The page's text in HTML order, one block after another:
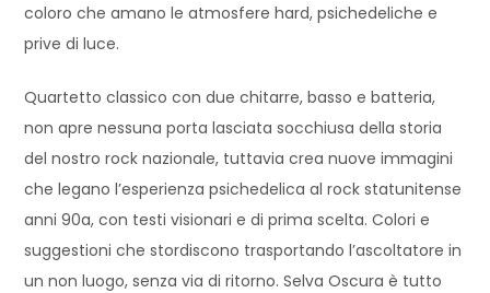
coloro che amano le atmosfere hard, psichedeliche e
prive di luce.
Quartetto classico con due chitarre, basso e batteria,
non apre nessuna porta lasciata socchiusa della storia
del nostro rock nazionale, tuttavia crea nuove immagini
che legano l’esperienza psichedelica al rock statunitense
anni 90a, con testi visionari e di prima scelta. Colori e
suggestioni che stordiscono trasportando l’ascoltatore in
un non luogo, senza via di ritorno. Selva Oscura è tutto